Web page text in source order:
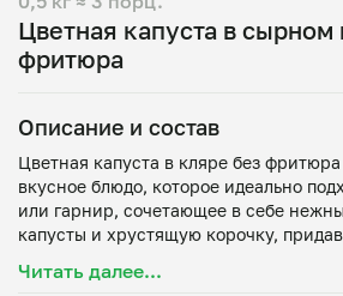
Цветная капуста в сырном
фритюра
Описание и состав
Цветная капуста в кляре без
вкусное блюдо, которое идеально
или гарнир, сочетающее в себе
капусты и хрустящую корочку,
Читать далее...